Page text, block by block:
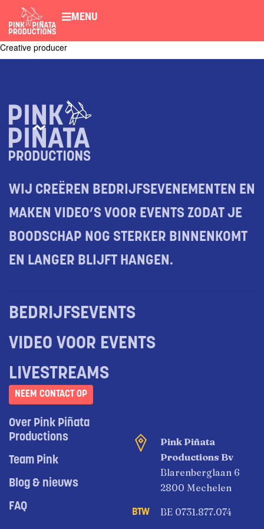
MENU
Creative producer
WIJ CREËREN BEDRIJFSEVENEMENTEN EN
MAKEN VIDEO’S VOOR EVENTS ZODAT JE
BOODSCHAP NOG STERKER BINNENKOMT
EN LANGER BLIJFT HANGEN.
BEDRIJFSEVENTS
VIDEO VOOR EVENTS
LIVESTREAMS
NEEM CONTACT OP
Over Pink Piñata
Productions
Team Pink
Blog & nieuws
FAQ
Pink Piñata
Productions Bv
Blarenberglaan 6
2800 Mechelen
BE 0731.877.074